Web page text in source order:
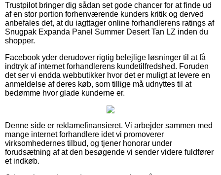
Trustpilot bringer dig sådan set gode chancer for at finde ud
af en stor portion forhenværende kunders kritik og derved
anbefales det, at du iagttager online forhandlerens ratings af
Snugpak Expanda Panel Summer Desert Tan LZ inden du
shopper.
Facebook yder derudover rigtig belejlige løsninger til at få
indtryk af internet forhandlerens kundetilfredshed. Foruden
det ser vi endda webbutikker hvor det er muligt at levere en
anmeldelse af deres køb, som tillige må udnyttes til at
bedømme hvor glade kunderne er.
Denne side er reklamefinansieret. Vi arbejder sammen med
mange internet forhandlere idet vi promoverer
virksomhedernes tilbud, og tjener honorar under
forudsætning af at den besøgende vi sender videre fuldfører
et indkøb.